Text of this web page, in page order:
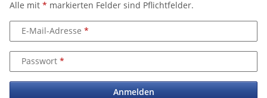
Alle mit * markierten Felder sind Pflichtfelder.
E-Mail-Adresse
Passwort
Anmelden